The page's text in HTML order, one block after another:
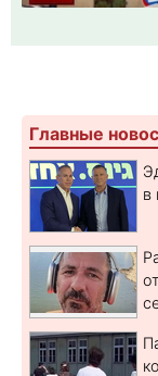
Главные
в